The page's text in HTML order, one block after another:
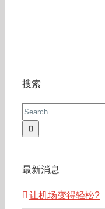
搜索
Search
for:
最新消息
让机场变得轻松?